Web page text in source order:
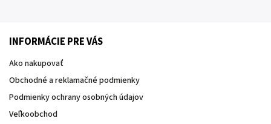
INFORMÁCIE PRE VÁS
Ako nakupovať
Obchodné a reklamačné podmienky
Podmienky ochrany osobných údajov
Veľkoobchod